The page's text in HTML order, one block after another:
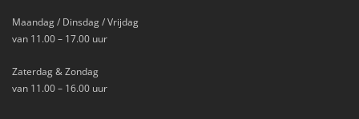
Maandag / Dinsdag / Vrijdag
van 11.00 – 17.00 uur
Zaterdag & Zondag
van 11.00 – 16.00 uur